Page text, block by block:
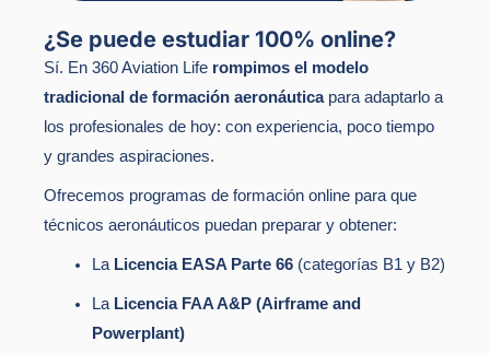
¿Se puede estudiar 100% online?
Sí. En 360 Aviation Life rompimos el modelo
tradicional de formación aeronáuticapara adaptarlo a
los profesionales de hoy: con experiencia, poco tiempo
y grandes aspiraciones.
Ofrecemos programas de formación online para que
técnicos aeronáuticos puedan preparar y obtener:
La Licencia EASA Parte 66(categorías B1 y B2)
La Licencia FAA A&P (Airframe and
Powerplant)